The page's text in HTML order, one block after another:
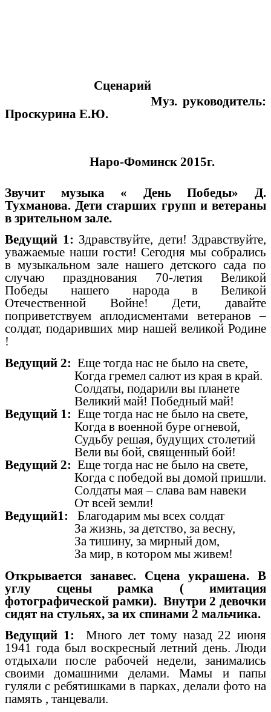
Сценарий
Муз. руководитель:
Проскурина Е.Ю.
Наро-Фоминск 2015г.
Звучит музыка « День Победы» Д.
Тухманова. Дети старших групп и ветераны
в зрительном зале.
Ведущий 1: Здравствуйте, дети! Здравствуйте,
уважаемые наши гости! Сегодня мы собрались
в музыкальном зале нашего детского сада по
случаю празднования 70-летия Великой
Победы нашего народа в Великой
Отечественной Войне! Дети, давайте
поприветствуем аплодисментами ветеранов –
солдат, подаривших мир нашей великой Родине
!
Ведущий 2: Еще тогда нас не было на свете,
Когда гремел салют из края в край.
Солдаты, подарили вы планете
Великий май! Победный май!
Ведущий 1: Еще тогда нас не было на свете,
Когда в военной буре огневой,
Судьбу решая, будущих столетий
Вели вы бой, священный бой!
Ведущий 2: Еще тогда нас не было на свете,
Когда с победой вы домой пришли.
Солдаты мая – слава вам навеки
От всей земли!
Ведущий1: Благодарим мы всех солдат
За жизнь, за детство, за весну,
За тишину, за мирный дом,
За мир, в котором мы живем!
Открывается занавес. Сцена украшена. В
углу сцены рамка ( имитация
фотографической рамки). Внутри 2 девочки
сидят на стульях, за их спинами 2 мальчика.
Ведущий 1: Много лет тому назад 22 июня
1941 года был воскресный летний день. Люди
отдыхали после рабочей недели, занимались
своими домашними делами. Мамы и папы
гуляли с ребятишками в парках, делали фото на
память , танцевали.